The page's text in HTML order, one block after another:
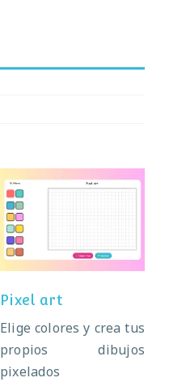
Pixel art
Elige colores y crea tus
propios dibujos
pixelados